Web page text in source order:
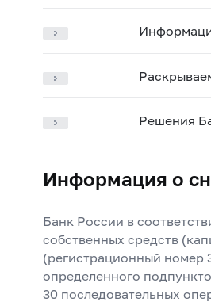
Решения
Информация о
Банк России в
собственных средств
(регистрационный номер
определенного
30 последовательных